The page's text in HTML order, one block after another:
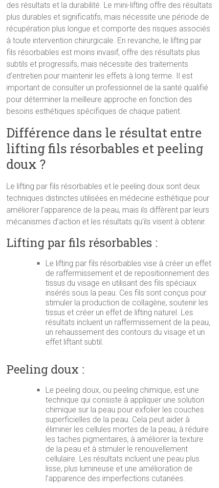
des résultats et la durabilité. Le mini-lifting offre des résultats
plus durables et significatifs, mais nécessite une période de
récupération plus longue et comporte des risques associés
à toute intervention chirurgicale. En revanche, le lifting par
fils résorbables est moins invasif, offre des résultats plus
subtils et progressifs, mais nécessite des traitements
d’entretien pour maintenir les effets à long terme. Il est
important de consulter un professionnel de la santé qualifié
pour déterminer la meilleure approche en fonction des
besoins esthétiques spécifiques de chaque patient.
Différence dans le résultat entre
lifting fils résorbables et peeling
doux ?
Le lifting par fils résorbables et le peeling doux sont deux
techniques distinctes utilisées en médecine esthétique pour
améliorer l’apparence de la peau, mais ils diffèrent par leurs
mécanismes d’action et les résultats qu’ils visent à obtenir.
Lifting par fils résorbables :
Le lifting par fils résorbables vise à créer un effet
de raffermissement et de repositionnement des
tissus du visage en utilisant des fils spéciaux
insérés sous la peau. Ces fils sont conçus pour
stimuler la production de collagène, soutenir les
tissus et créer un effet de lifting naturel. Les
résultats incluent un raffermissement de la peau,
un rehaussement des contours du visage et un
effet liftant subtil.
Peeling doux :
Le peeling doux, ou peeling chimique, est une
technique qui consiste à appliquer une solution
chimique sur la peau pour exfolier les couches
superficielles de la peau. Cela peut aider à
éliminer les cellules mortes de la peau, à réduire
les taches pigmentaires, à améliorer la texture
de la peau et à stimuler le renouvellement
cellulaire. Les résultats incluent une peau plus
lisse, plus lumineuse et une amélioration de
l’apparence des imperfections cutanées.